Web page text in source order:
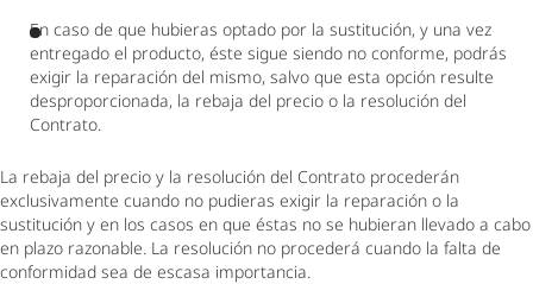
En caso de que hubieras optado por la sustitución, y una vez
entregado el producto, éste sigue siendo no conforme, podrás
exigir la reparación del mismo, salvo que esta opción resulte
desproporcionada, la rebaja del precio o la resolución del
Contrato.
La rebaja del precio y la resolución del Contrato procederán
exclusivamente cuando no pudieras exigir la reparación o la
sustitución y en los casos en que éstas no se hubieran llevado a cabo
en plazo razonable. La resolución no procederá cuando la falta de
conformidad sea de escasa importancia.